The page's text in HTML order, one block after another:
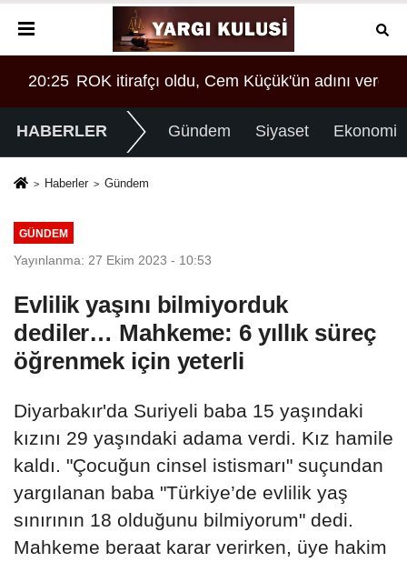
verdi!20:25 ROK itirafçı oldu, Cem Küçük'ün adını verdi!
HABERLER Gündem Siyaset Ekonomi
Haberler Gündem
GÜNDEM
Yayınlanma: 27 Ekim 2023 - 10:53
Evlilik yaşını bilmiyorduk
dediler… Mahkeme: 6 yıllık süreç
öğrenmek için yeterli
Diyarbakır'da Suriyeli baba 15 yaşındaki
kızını 29 yaşındaki adama verdi. Kız hamile
kaldı. "Çocuğun cinsel istismarı" suçundan
yargılanan baba "Türkiye’de evlilik yaş
sınırının 18 olduğunu bilmiyorum" dedi.
Mahkeme beraat karar verirken, üye hakim